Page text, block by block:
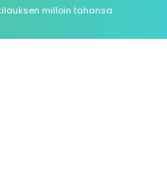
milloin tahansa